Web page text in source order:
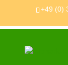
+49 (0)